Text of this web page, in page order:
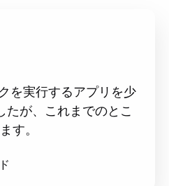
を実行するアプリを少
たが、これまでのとこ
す。